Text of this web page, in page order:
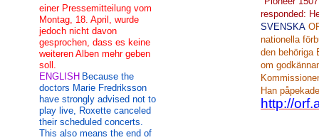
responded:
SVENSKA
nationella
den behöriga
om
Han
http://
einer Pressemitteilung vom
Montag, 18. April, wurde
jedoch nicht davon
gesprochen, dass es keine
weiteren Alben mehr geben
soll.
ENGLISH Because the
doctors Marie Fredriksson
have strongly advised not to
play live, Roxette canceled
their scheduled concerts.
This also means the end of